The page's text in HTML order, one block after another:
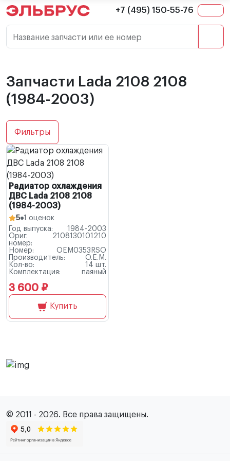
+7 (495) 150-55-76
Название запчасти или ее номер
Запчасти Lada 2108 2108
(1984-2003)
Фильтры
Радиатор охлаждения
ДВС Lada 2108 2108
(1984-2003)
5 1 оценок
Год выпуска:
1984-2003
Ориг.
номер:
2108130101210
Номер:
OEM0353RSO
Производитель:
O.E.M.
Кол-во:
14 шт.
Комплектация:
паяный
3 600 ₽
Купить
© 2011 - 2026. Все права защищены.